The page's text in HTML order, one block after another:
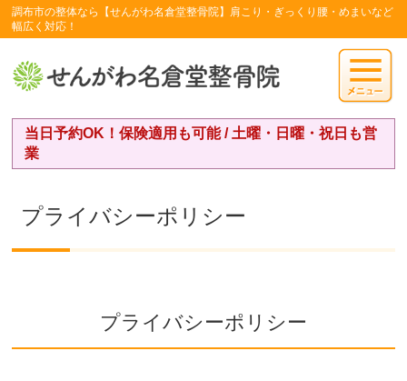
調布市の整体なら【せんがわ名倉堂整骨院】肩こり・ぎっくり腰・めまいなど
幅広く対応！
当日予約OK！保険適用も可能 / 土曜・日曜・祝日も営
業
プライバシーポリシー
プライバシーポリシー